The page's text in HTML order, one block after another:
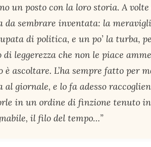
un posto con la loro storia. A
da sembrare inventata: la
di politica, e un po’ la turba,
di leggerezza che non le piace
è ascoltare. L’ha sempre fatto per
al giornale, e lo fa adesso
in un ordine di finzione tenuto
il filo del tempo…”